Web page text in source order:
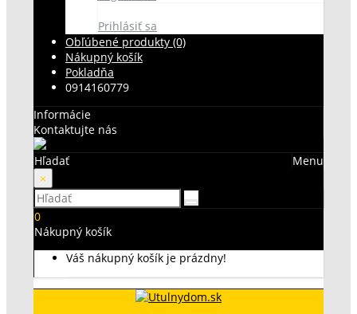
Prihlásiť sa
Obľúbené produkty (0)
Nákupný košík
Pokladňa
0914160779
Informácie
Kontaktujte nás
Menu
Hľadať
×
0
Nákupný košík
Váš nákupný košík je prázdny!